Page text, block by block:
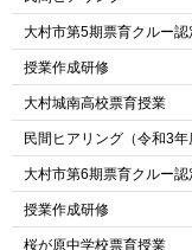
大村市第5期票育クルー
授業作成研修
大村城南高校票育授業
民間ヒアリング（令和3年
大村市第6期票育クルー
授業作成研修
桜が原中学校票育授業